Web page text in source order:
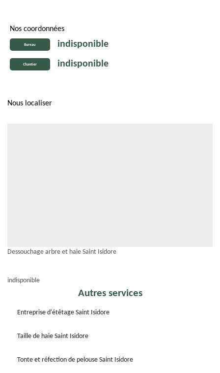
Nos coordonnées
Bureau indisponible
Chantier indisponible
Nous localiser
Dessouchage arbre et haie Saint Isidore
indisponible
Autres services
Entreprise d'étêtage Saint Isidore
Taille de haie Saint Isidore
Tonte et réfection de pelouse Saint Isidore